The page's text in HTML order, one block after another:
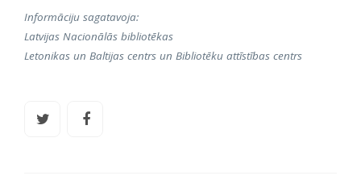
Informāciju sagatavoja:
Latvijas Nacionālās bibliotēkas
Letonikas un Baltijas centrs un Bibliotēku attīstības centrs